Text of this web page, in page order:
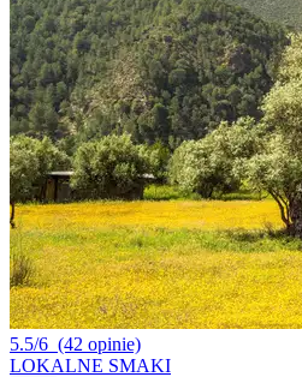
5.5/6 (42 opinie)
LOKALNE SMAKI